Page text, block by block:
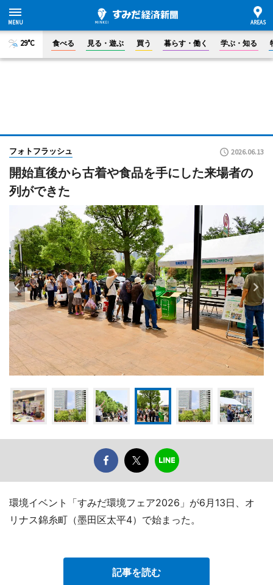
29°C 食べる 見る・遊ぶ 買う 暮らす・働く 学ぶ・知る
フォトフラッシュ 2026.06.13
開始直後から古着や食品を手にした来場者の
列ができた
環境イベント「すみだ環境フェア2026」が6月13日、オ
リナス錦糸町（墨田区太平4）で始まった。
記事を読む